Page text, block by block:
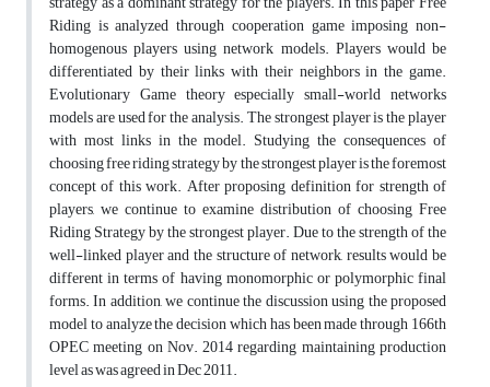
Riding is analyzed through cooperation game imposing non-
homogenous players using network models. Players would be
differentiated by their links with their neighbors in the game.
Evolutionary Game theory especially small-world networks
models are used for the analysis. The strongest player is the player
with most links in the model. Studying the consequences of
choosing free riding strategy by the strongest player is the foremost
concept of this work. After proposing definition for strength of
players, we continue to examine distribution of choosing Free
Riding Strategy by the strongest player. Due to the strength of the
well-linked player and the structure of network, results would be
different in terms of having monomorphic or polymorphic final
forms. In addition, we continue the discussion using the proposed
model to analyze the decision which has been made through 166th
OPEC meeting on Nov. 2014 regarding maintaining production
level as was agreed in Dec 2011.